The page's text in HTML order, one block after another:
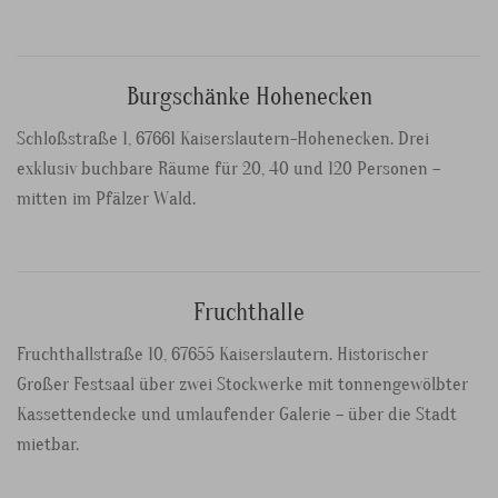
Burgschänke Hohenecken
Schloßstraße 1, 67661 Kaiserslautern-Hohenecken. Drei
exklusiv buchbare Räume für 20, 40 und 120 Personen –
mitten im Pfälzer Wald.
Fruchthalle
Fruchthallstraße 10, 67655 Kaiserslautern. Historischer
Großer Festsaal über zwei Stockwerke mit tonnengewölbter
Kassettendecke und umlaufender Galerie – über die Stadt
mietbar.